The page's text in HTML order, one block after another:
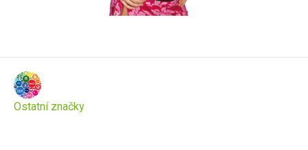
Ostatní značky